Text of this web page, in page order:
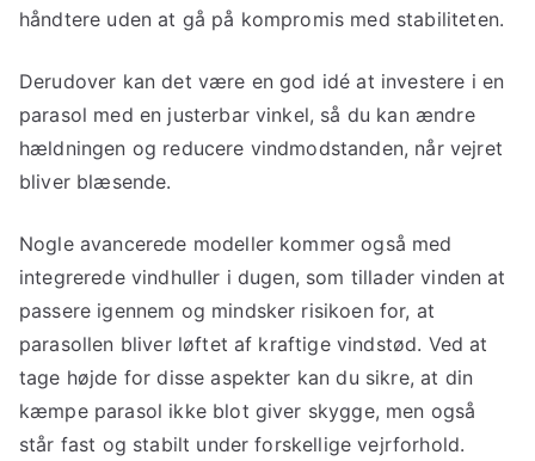
håndtere uden at gå på kompromis med stabiliteten.
Derudover kan det være en god idé at investere i en
parasol med en justerbar vinkel, så du kan ændre
hældningen og reducere vindmodstanden, når vejret
bliver blæsende.
Nogle avancerede modeller kommer også med
integrerede vindhuller i dugen, som tillader vinden at
passere igennem og mindsker risikoen for, at
parasollen bliver løftet af kraftige vindstød. Ved at
tage højde for disse aspekter kan du sikre, at din
kæmpe parasol ikke blot giver skygge, men også
står fast og stabilt under forskellige vejrforhold.